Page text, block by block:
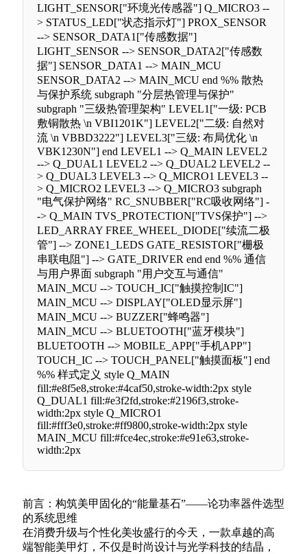
LIGHT_SENSOR["环境光传感器"] Q_MICRO3 --
> STATUS_LED["状态指示灯"] PROX_SENSOR
--> SENSOR_DATA1["传感数据"]
LIGHT_SENSOR --> SENSOR_DATA2["传感数
据"] SENSOR_DATA1 --> MAIN_MCU
SENSOR_DATA2 --> MAIN_MCU end %% 散热
与保护系统 subgraph "分层热管理与保护"
subgraph "三级热管理架构" LEVEL1["一级: PCB
敷铜散热 \n VBI1201K"] LEVEL2["二级: 自然对
流 \n VBBD3222"] LEVEL3["三级: 布局优化 \n
VBK1230N"] end LEVEL1 --> Q_MAIN LEVEL2
--> Q_DUAL1 LEVEL2 --> Q_DUAL2 LEVEL2 --
> Q_DUAL3 LEVEL3 --> Q_MICRO1 LEVEL3 --
> Q_MICRO2 LEVEL3 --> Q_MICRO3 subgraph
"电气保护网络" RC_SNUBBER["RC吸收网络"] -
-> Q_MAIN TVS_PROTECTION["TVS保护"] -->
LED_ARRAY FREE_WHEEL_DIODE["续流二极
管"] --> ZONE1_LEDS GATE_RESISTOR["栅极
串联电阻"] --> GATE_DRIVER end end %% 通信
与用户界面 subgraph "用户交互与通信"
MAIN_MCU --> TOUCH_IC["触摸控制IC"]
MAIN_MCU --> DISPLAY["OLED显示屏"]
MAIN_MCU --> BUZZER["蜂鸣器"]
MAIN_MCU --> BLUETOOTH["蓝牙模块"]
BLUETOOTH --> MOBILE_APP["手机APP"]
TOUCH_IC --> TOUCH_PANEL["触摸面板"] end
%% 样式定义 style Q_MAIN
fill:#e8f5e8,stroke:#4caf50,stroke-width:2px style
Q_DUAL1 fill:#e3f2fd,stroke:#2196f3,stroke-
width:2px style Q_MICRO1
fill:#fff3e0,stroke:#ff9800,stroke-width:2px style
MAIN_MCU fill:#fce4ec,stroke:#e91e63,stroke-
width:2px
前言：构筑美甲固化的“能量基石”——论功率器件选型
的系统思维
在消费升级与个性化美妆盛行的今天，一款卓越的高
端智能美甲灯，不仅是时尚设计与光学科技的结晶，